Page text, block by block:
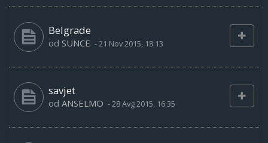
Belgrade
od SUNCE -21 Nov 2015, 18:13
savjet
od ANSELMO -28 Avg 2015, 16:35